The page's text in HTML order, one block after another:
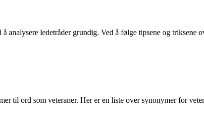
ledetråder grundig. Ved å følge tipsene og triksene
til ord som veteraner. Her er en liste over synonymer for